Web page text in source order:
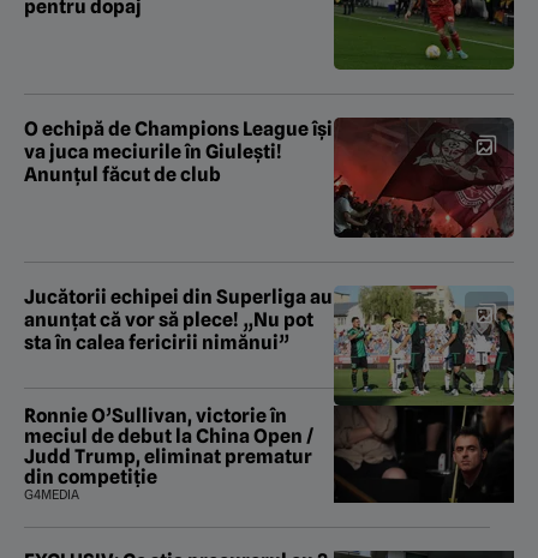
pentru dopaj
O echipă de Champions League își
va juca meciurile în Giulești!
Anunțul făcut de club
Jucătorii echipei din Superliga au
anunțat că vor să plece! „Nu pot
sta în calea fericirii nimănui”
Ronnie O’Sullivan, victorie în
meciul de debut la China Open /
Judd Trump, eliminat prematur
din competiție
G4MEDIA